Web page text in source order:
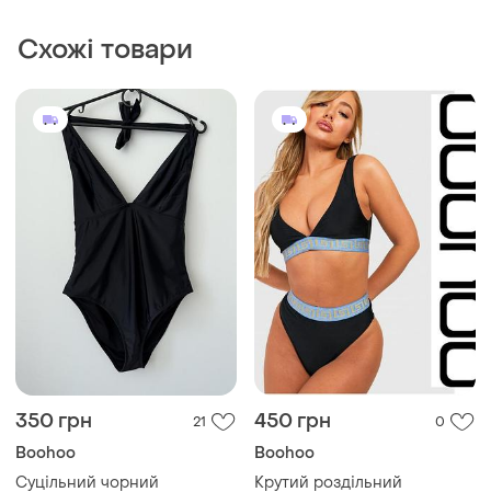
Схожі товари
350 грн 21
Boohoo
Суцільний чорний
450 грн 0
Boohoo
Крутий роздільний